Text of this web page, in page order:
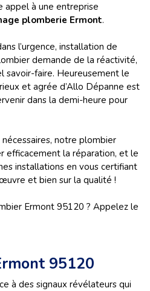
à une entreprise
plomberie Ermont.
l’urgence, installation de
demande de la réactivité,
savoir-faire. Heureusement le
et agrée d’Allo Dépanne est
dans la demi-heure pour
notre plombier
efficacement la réparation, et le
installations en vous certifiant
et bien sur la qualité !
Ermont 95120 ? Appelez le
95120
à des signaux révélateurs qui